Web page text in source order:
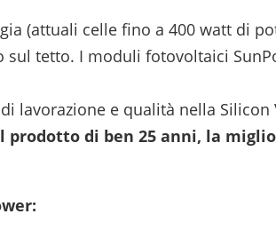
(attuali celle fino a 400 watt di
tetto. I moduli fotovoltaici
lavorazione e qualità nella
prodotto di ben 25 anni, la